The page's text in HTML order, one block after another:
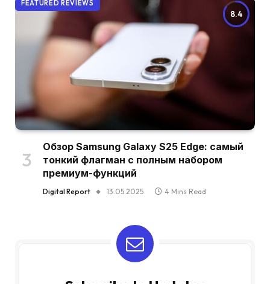
8.4
FEATURED REVIEWS
Обзор Samsung Galaxy S25 Edge: самый
тонкий флагман с полным набором
премиум-функций
Digital Report 13.05.2025 4 Mins Read